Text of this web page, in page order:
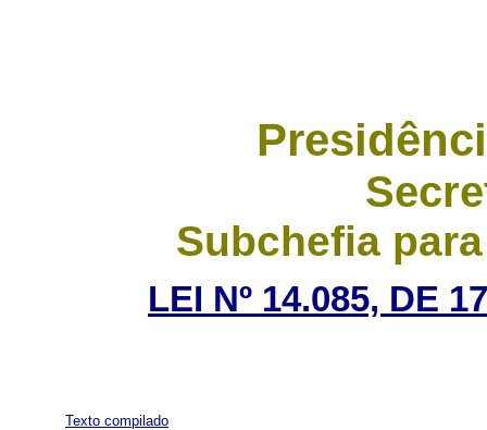
Subchefia
LEI Nº 14.085, DE
Texto compilado